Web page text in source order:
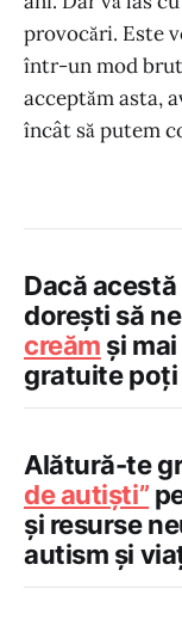
provocări. Este
într-un mod
acceptăm asta,
încât să putem
Dacă
dorești să ne
creăm și
gratuite poți
Alătură-te
de autiști”
și resurse
autism și